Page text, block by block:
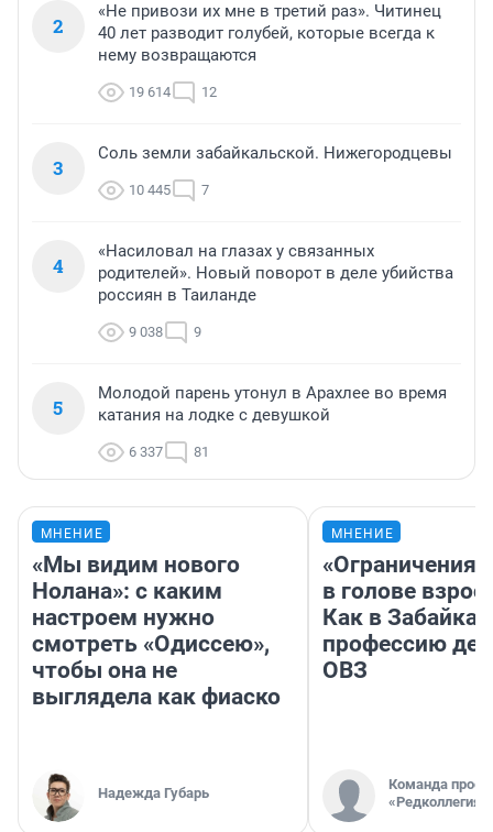
2
«Не привози их мне в третий раз». Читинец
40 лет разводит голубей, которые всегда к
нему возвращаются
19 614 12
3
Соль земли забайкальской. Нижегородцевы
10 445 7
4
«Насиловал на глазах у связанных
родителей». Новый поворот в деле убийства
россиян в Таиланде
9 038 9
5
Молодой парень утонул в Арахлее во время
катания на лодке с девушкой
6 337 81
МНЕНИЕ
«Мы видим нового
Нолана»: с каким
настроем нужно
смотреть «Одиссею»,
чтобы она не
выглядела как фиаско
Надежда Губарь
МНЕНИЕ
«Ограничения
в голове
Как в
профессию
ОВЗ
Команда
«Редколлегия»